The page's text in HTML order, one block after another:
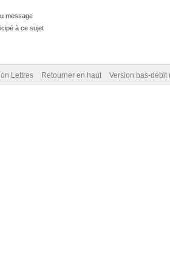
message
à ce sujet
Lettres Retourner en haut Version bas-débit